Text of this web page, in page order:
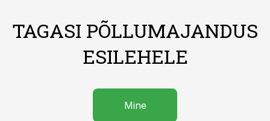
TAGASI PÕLLUMAJANDUS
ESILEHELE
Mine